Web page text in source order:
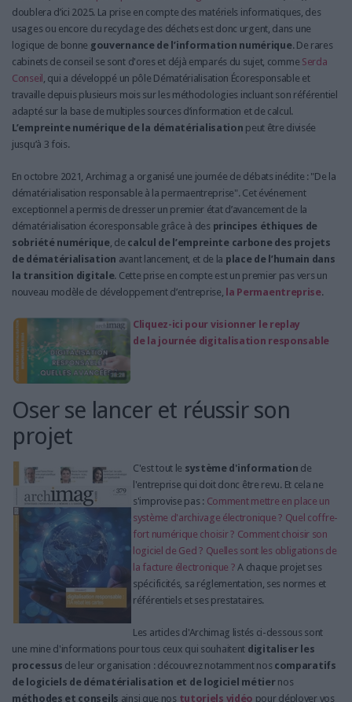
doublera d’ici 2025. La prise en compte des matériels informatiques, des
usages ou encore du recyclage des déchets est donc urgent, dans une
logique de bonne gouvernance de l’information numérique. De rares
cabinets de conseil se sont d'ores et déjà emparés du sujet, comme Serda
Conseil , qui a développé un pôle Dématérialisation Écoresponsable et
travaille depuis plusieurs mois sur les méthodologies incluant son référentiel
adapté sur la base de multiples sources d’information et de calcul.
L’empreinte numérique de la dématérialisation peut être divisée
jusqu’à 3 fois.
En octobre 2021, Archimag a organisé une journée de débats inédite : "De la
dématérialisation responsable à la permaentreprise". Cet événement
exceptionnel a permis de dresser un premier état d’avancement de la
dématérialisation écoresponsable grâce à des principes éthiques de
sobriété numérique, de calcul de l’empreinte carbone des projets
de dématérialisation avant lancement, et de la place de l’humain dans
la transition digitale. Cette prise en compte est un premier pas vers un
nouveau modèle de développement d’entreprise, la Permaentreprise.
Cliquez-ici pour visionner le replay
de la journée digitalisation responsable
Oser se lancer et réussir son
projet
C'est tout le système d'information de
l'entreprise qui doit donc être revu. Et cela ne
s'improvise pas : Comment mettre en place un
système d'archivage électronique ? Quel coffre-
fort numérique choisir ? Comment choisir son
logiciel de Ged ? Quelles sont les obligations de
la facture électronique ? A chaque projet ses
spécificités, sa réglementation, ses normes et
référentiels et ses prestataires.
Les articles d'Archimag listés ci-dessous sont
une mine d'informations pour tous ceux qui souhaitent digitaliser les
processus de leur organisation : découvrez notamment nos comparatifs
de logiciels de dématérialisation et de logiciel métiernos
méthodes et conseils ainsi que nos tutoriels vidéo pour déployer vos